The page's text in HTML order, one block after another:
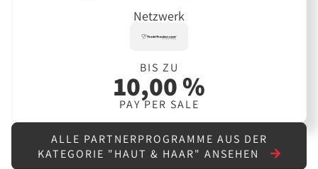
Netzwerk
BIS ZU
10,00 %
PAY PER SALE
ALLE PARTNERPROGRAMME AUS DER
KATEGORIE "HAUT & HAAR" ANSEHEN